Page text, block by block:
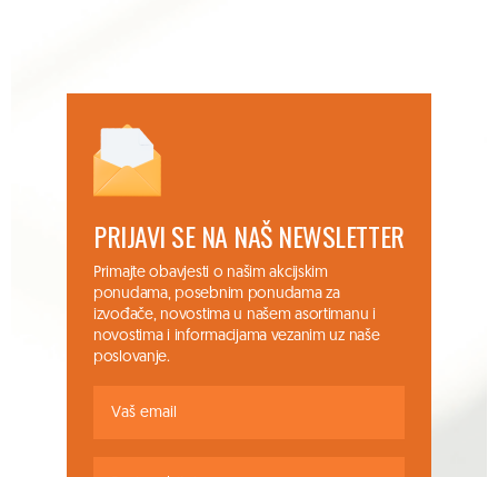
PRIJAVI SE NA NAŠ NEWSLETTER
Primajte obavjesti o našim akcijskim
ponudama, posebnim ponudama za
izvođače, novostima u našem asortimanu i
novostima i informacijama vezanim uz naše
poslovanje.